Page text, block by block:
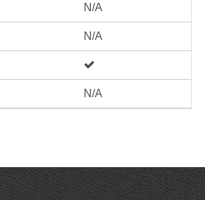
N/A
N/A
N/A